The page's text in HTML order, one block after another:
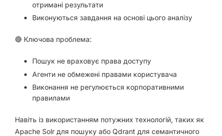
отримані результати
Виконуються завдання на основі цього аналізу
🔴 Ключова проблема:
Пошук не враховує права доступу
Агенти не обмежені правами користувача
Виконання не регулюється корпоративними
правилами
Навіть із використанням потужних технологій, таких як
Apache Solr для пошуку або Qdrant для семантичного